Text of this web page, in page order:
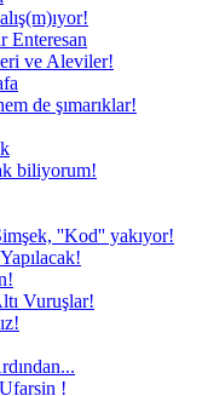
Enteresan
ve Aleviler!
de şımarıklar!
biliyorum!
''Kod'' yakıyor!
Vuruşlar!
!